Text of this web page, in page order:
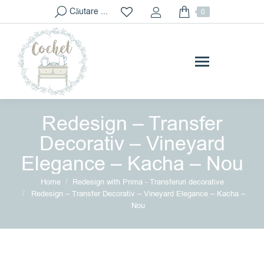
Search:Căutare ... 0
Redesign – Transfer
Decorativ – Vineyard
Elegance – Kacha – Nou
You are here:
Home
Redesign with Prima - Transferuri decorative
Redesign – Transfer Decorativ – Vineyard Elegance – Kacha –
Nou